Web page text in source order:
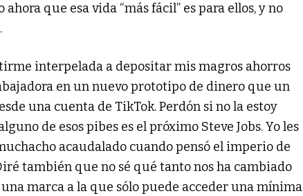
que esa vida “más fácil” es para ellos, y no
interpelada a depositar mis magros ahorros
en un nuevo prototipo de dinero que un
una cuenta de TikTok. Perdón si no la estoy
de esos pibes es el próximo Steve Jobs. Yo les
acaudalado cuando pensó el imperio de
también que no sé qué tanto nos ha cambiado
marca a la que sólo puede acceder una mínima